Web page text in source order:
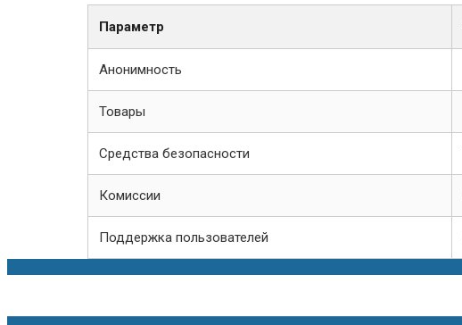
Параметр
Анонимность
Товары
Средства безопасности
Комиссии
Поддержка пользователей